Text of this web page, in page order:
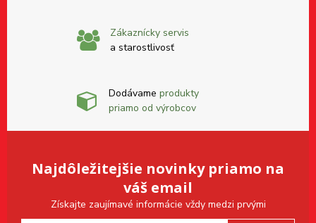
Zákaznícky servis
a starostlivosť
Dodávame produkty
priamo od výrobcov
Najdôležitejšie novinky priamo na
váš email
Získajte zaujímavé informácie vždy medzi prvými